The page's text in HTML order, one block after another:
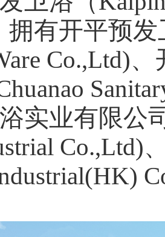
拥有开平预
Co.,Ltd)
实业有限公